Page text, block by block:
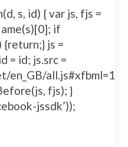
s, id) { var js, fjs =
if
js =
= id; js.src =
en_GB/
fjs); }
jssdk’));